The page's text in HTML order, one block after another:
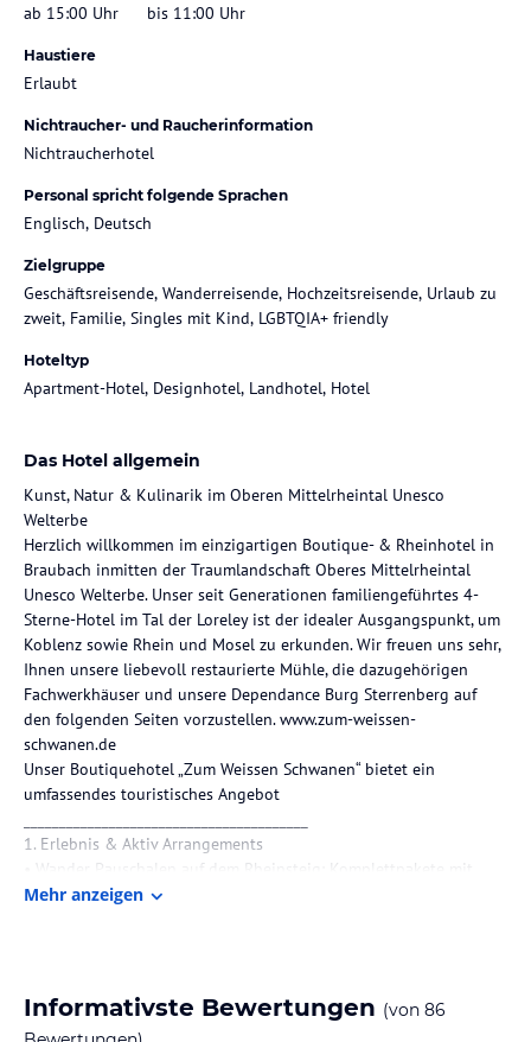
ab 15:00 Uhr bis 11:00 Uhr
Haustiere
Erlaubt
Nichtraucher- und Raucherinformation
Nichtraucherhotel
Personal spricht folgende Sprachen
Englisch, Deutsch
Zielgruppe
Geschäftsreisende, Wanderreisende, Hochzeitsreisende, Urlaub zu
zweit, Familie, Singles mit Kind, LGBTQIA+ friendly
Hoteltyp
Apartment-Hotel, Designhotel, Landhotel, Hotel
Das Hotel allgemein
Kunst, Natur & Kulinarik im Oberen Mittelrheintal Unesco
Welterbe
Herzlich willkommen im einzigartigen Boutique- & Rheinhotel in
Braubach inmitten der Traumlandschaft Oberes Mittelrheintal
Unesco Welterbe. Unser seit Generationen familiengeführtes 4-
Sterne-Hotel im Tal der Loreley ist der idealer Ausgangspunkt, um
Koblenz sowie Rhein und Mosel zu erkunden. Wir freuen uns sehr,
Ihnen unsere liebevoll restaurierte Mühle, die dazugehörigen
Fachwerkhäuser und unsere Dependance Burg Sterrenberg auf
den folgenden Seiten vorzustellen. www.zum-weissen-
schwanen.de
Unser Boutiquehotel „Zum Weissen Schwanen“ bietet ein
umfassendes touristisches Angebot
1. Erlebnis & Aktiv Arrangements
• Wander Pauschalen auf dem Rheinsteig: Komplettpakete mit
Transfer, Lunchpaket, Ausrüstung und persönlicher Beratung zu
und stellen Rucksäcke, Stöcke, Trinkflaschen etc. sowie Transfers
zur Verfügung
Mehr anzeigen
Informativste Bewertungen (von 86